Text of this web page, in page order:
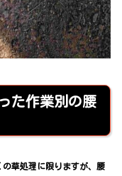
た作業別の腰
草処理に限りますが、腰